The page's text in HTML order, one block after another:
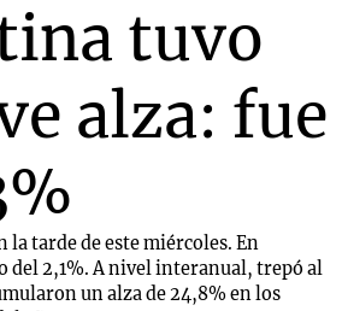
tuvo
alza: fue
tarde de este miércoles. En
del 2,1%. A nivel interanual, trepó al
un alza de 24,8% en los